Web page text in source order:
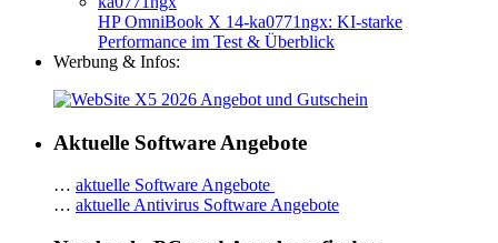
HP OmniBook X 14-ka0771ngx: KI-starke
Performance im Test & Überblick
Werbung & Infos:
Aktuelle Software Angebote
… aktuelle Software Angebote
… aktuelle Antivirus Software Angebote